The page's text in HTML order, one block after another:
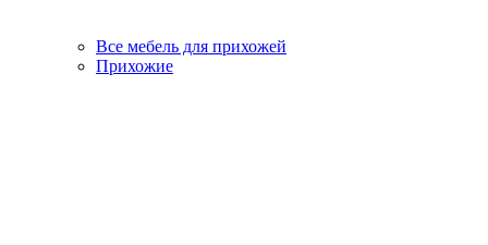
Все мебель для прихожей
Прихожие